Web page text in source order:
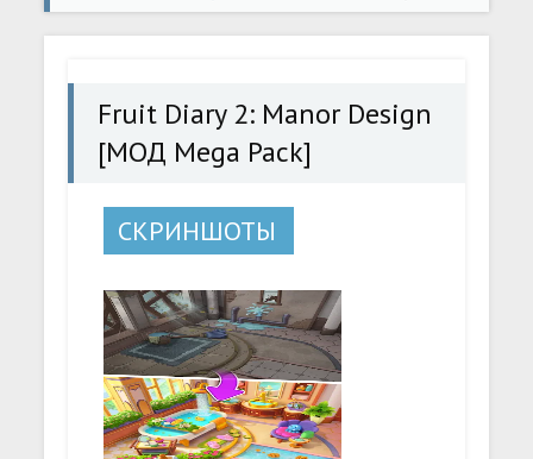
Manor Design [МОД Mega Pack] - стабильная версия apk
Fruit Diary 2: Manor Design
[МОД Mega Pack]
СКРИНШОТЫ